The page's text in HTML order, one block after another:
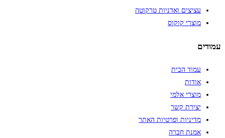
עציצים ואדניות טרקוטה
מוצרי קוקוס
עמודים
עמוד הבית
אודות
מוצרי אלמי
יצירת קשר
מדיניות ופרטיות האתר
אמנת חברה